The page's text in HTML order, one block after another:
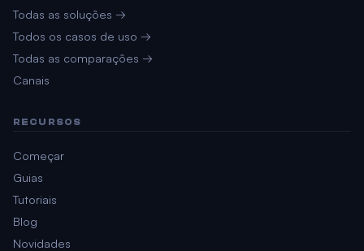
Todas as soluções →
Todos os casos de uso →
Todas as comparações →
Canais
RECURSOS
Começar
Guias
Tutoriais
Blog
Novidades